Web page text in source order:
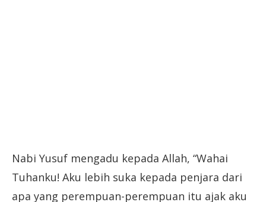
Nabi Yusuf mengadu kepada Allah, “Wahai
Tuhanku! Aku lebih suka kepada penjara dari
apa yang perempuan-perempuan itu ajak aku